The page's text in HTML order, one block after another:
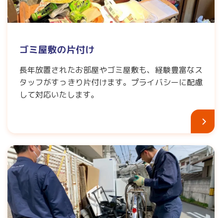
ゴミ屋敷の片付け
長年放置されたお部屋やゴミ屋敷も、経験豊富なス
タッフがすっきり片付けます。プライバシーに配慮
して対応いたします。